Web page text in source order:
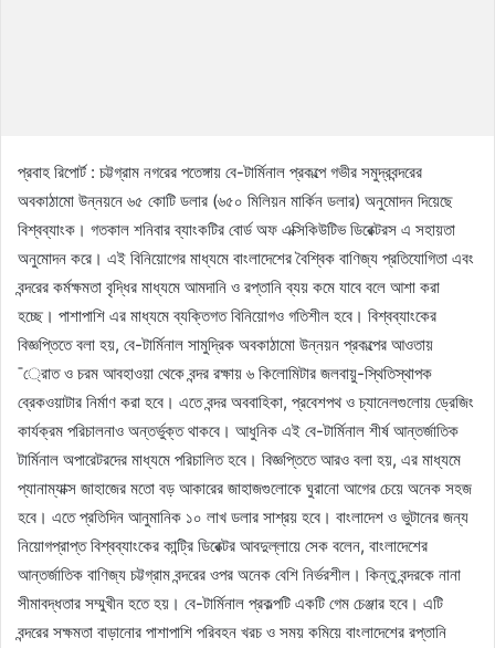
প্রবাহ রিপোর্ট : চট্টগ্রাম নগরের পতেঙ্গায় বে-টার্মিনাল প্রকল্পে গভীর সমুদ্রবন্দরের
অবকাঠামো উন্নয়নে ৬৫ কোটি ডলার (৬৫০ মিলিয়ন মার্কিন ডলার) অনুমোদন দিয়েছে
বিশ্বব্যাংক। গতকাল শনিবার ব্যাংকটির বোর্ড অফ এক্সিকিউটিভ ডিরেক্টরস এ সহায়তা
অনুমোদন করে। এই বিনিয়োগের মাধ্যমে বাংলাদেশের বৈশ্বিক বাণিজ্য প্রতিযোগিতা এবং
বন্দরের কর্মক্ষমতা বৃদ্ধির মাধ্যমে আমদানি ও রপ্তানি ব্যয় কমে যাবে বলে আশা করা
হচ্ছে। পাশাপাশি এর মাধ্যমে ব্যক্তিগত বিনিয়োগও গতিশীল হবে। বিশ্বব্যাংকের
বিজ্ঞপ্তিতে বলা হয়, বে-টার্মিনাল সামুদ্রিক অবকাঠামো উন্নয়ন প্রকল্পের আওতায়
¯্রােত ও চরম আবহাওয়া থেকে বন্দর রক্ষায় ৬ কিলোমিটার জলবায়ু-স্থিতিস্থাপক
ব্রেকওয়াটার নির্মাণ করা হবে। এতে বন্দর অববাহিকা, প্রবেশপথ ও চ্যানেলগুলোয় ড্রেজিং
কার্যক্রম পরিচালনাও অন্তর্ভুক্ত থাকবে। আধুনিক এই বে-টার্মিনাল শীর্ষ আন্তর্জাতিক
টার্মিনাল অপারেটরদের মাধ্যমে পরিচালিত হবে। বিজ্ঞপ্তিতে আরও বলা হয়, এর মাধ্যমে
প্যানাম্যাক্স জাহাজের মতো বড় আকারের জাহাজগুলোকে ঘুরানো আগের চেয়ে অনেক সহজ
হবে। এতে প্রতিদিন আনুমানিক ১০ লাখ ডলার সাশ্রয় হবে। বাংলাদেশ ও ভুটানের জন্য
নিয়োগপ্রাপ্ত বিশ্বব্যাংকের কান্ট্রি ডিরেক্টর আবদুল্লায়ে সেক বলেন, বাংলাদেশের
আন্তর্জাতিক বাণিজ্য চট্টগ্রাম বন্দরের ওপর অনেক বেশি নির্ভরশীল। কিন্তু বন্দরকে নানা
সীমাবদ্ধতার সম্মুখীন হতে হয়। বে-টার্মিনাল প্রকল্পটি একটি গেম চেঞ্জার হবে। এটি
বন্দরের সক্ষমতা বাড়ানোর পাশাপাশি পরিবহন খরচ ও সময় কমিয়ে বাংলাদেশের রপ্তানি